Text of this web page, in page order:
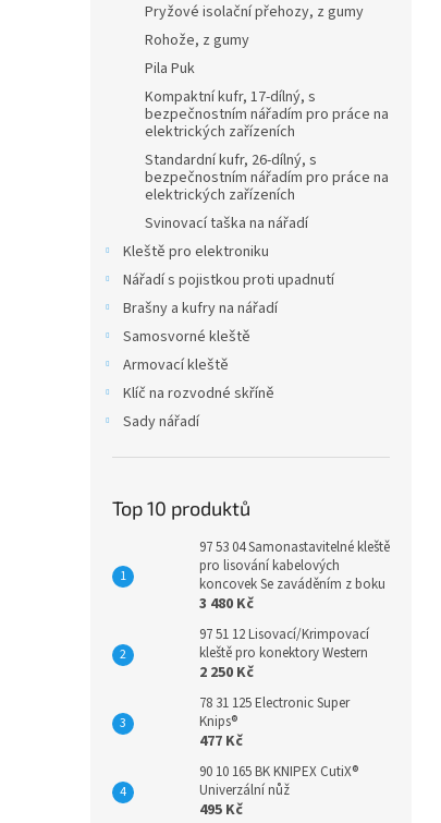
Pryžové isolační přehozy, z gumy
Rohože, z gumy
Pila Puk
Kompaktní kufr, 17-dílný, s
bezpečnostním nářadím pro práce na
elektrických zařízeních
Standardní kufr, 26-dílný, s
bezpečnostním nářadím pro práce na
elektrických zařízeních
Svinovací taška na nářadí
Kleště pro elektroniku
Nářadí s pojistkou proti upadnutí
Brašny a kufry na nářadí
Samosvorné kleště
Armovací kleště
Klíč na rozvodné skříně
Sady nářadí
Top 10 produktů
97 53 04 Samonastavitelné kleště
pro lisování kabelových
koncovek Se zaváděním z boku
3 480 Kč
97 51 12 Lisovací/Krimpovací
kleště pro konektory Western
2 250 Kč
78 31 125 Electronic Super
Knips®
477 Kč
90 10 165 BK KNIPEX CutiX®
Univerzální nůž
495 Kč